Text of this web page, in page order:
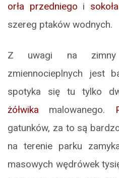
orła przedniego i
szereg ptaków wodnych.
Z uwagi na zimny
zmiennocieplnych jest
spotyka się tu tylko
żółwika malowanego.
gatunków, za to są
na terenie parku
masowych wędrówek